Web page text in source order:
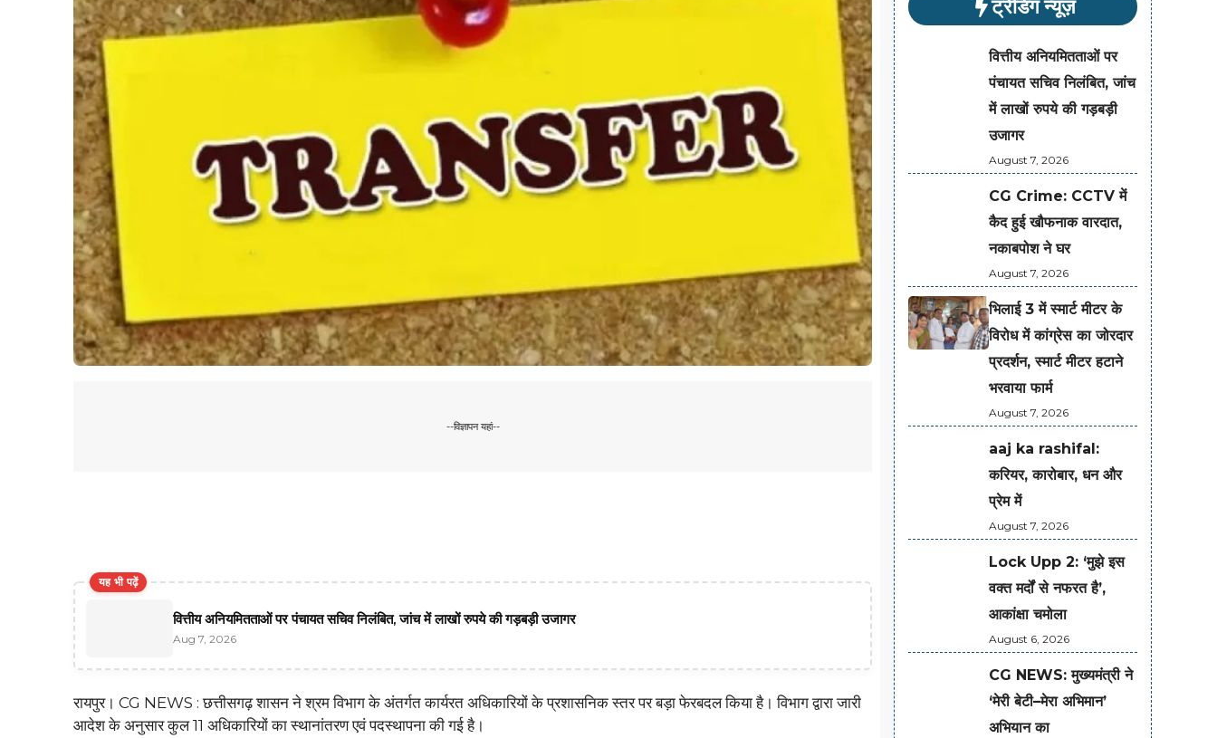
--विज्ञापन यहां--
यह भी पढ़ें
वित्तीय अनियमितताओं पर पंचायत सचिव निलंबित, जांच में लाखों रुपये की गड़बड़ी उजागर
Aug 7, 2026
रायपुर। CG NEWS : छत्तीसगढ़ शासन ने श्रम विभाग के अंतर्गत कार्यरत अधिकारियों के प्रशासनिक स्तर पर बड़ा फेरबदल किया है। विभाग द्वारा जारी
आदेश के अनुसार कुल 11 अधिकारियों का स्थानांतरण एवं पदस्थापना की गई है।
ट्रेंडिंग न्यूज़
वित्तीय अनियमितताओं पर
पंचायत सचिव निलंबित, जांच
में लाखों रुपये की गड़बड़ी
उजागर
August 7, 2026
CG Crime: CCTV में
कैद हुई खौफनाक वारदात,
नकाबपोश ने घर
August 7, 2026
भिलाई 3 में स्मार्ट मीटर के
विरोध में कांग्रेस का जोरदार
प्रदर्शन, स्मार्ट मीटर हटाने
भरवाया फार्म
August 7, 2026
aaj ka rashifal:
करियर, कारोबार, धन और
प्रेम में
August 7, 2026
Lock Upp 2: ‘मुझे इस
वक्त मर्दों से नफरत है’,
आकांक्षा चमोला
August 6, 2026
CG NEWS: मुख्यमंत्री ने
‘मेरी बेटी–मेरा अभिमान’
अभियान का